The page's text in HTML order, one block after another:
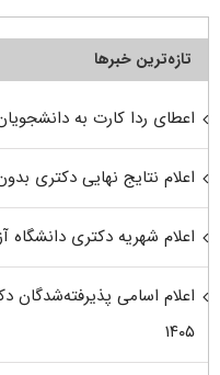
تازه‌ترین خبرها
اعطای ردا کارت به دانشجویان
اعلام نتایج نهایی دکتری بدون
اعلام شهریه دکتری دانشگاه آزاد
اعلام اسامی پذیرفته‌شدگان
۱۴۰۵